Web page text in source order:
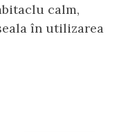
calm,
în utilizarea